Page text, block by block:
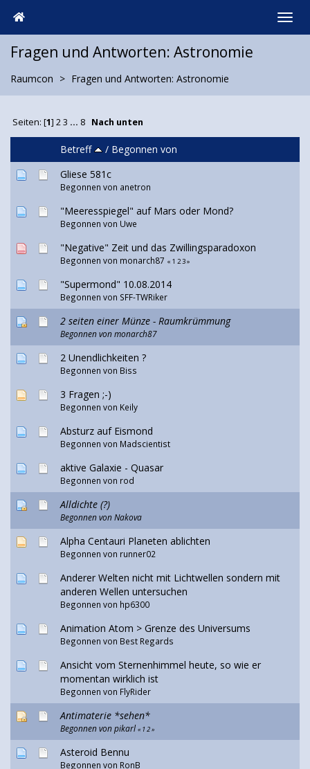
Fragen und Antworten: Astronomie
Raumcon Fragen und Antworten: Astronomie
Seiten: [1] 2 3 ... 8 Nach unten
Betreff / Begonnen von
Gliese 581c
Begonnen von anetron
"Meeresspiegel" auf Mars oder Mond?
Begonnen von Uwe
"Negative" Zeit und das Zwillingsparadoxon
Begonnen von monarch87 « 1 23»
"Supermond" 10.08.2014
Begonnen von SFF-TWRiker
2 seiten einer Münze - Raumkrümmung
Begonnen von monarch87
2 Unendlichkeiten ?
Begonnen von Biss
3 Fragen ;-)
Begonnen von Keily
Absturz auf Eismond
Begonnen von Madscientist
aktive Galaxie - Quasar
Begonnen von rod
Alldichte (?)
Begonnen vonNakova
Alpha Centauri Planeten ablichten
Begonnen von runner02
Anderer Welten nicht mit Lichtwellen sondern mit
anderen Wellen untersuchen
Begonnen von hp6300
Animation Atom > Grenze des Universums
Begonnen von Best Regards
Ansicht vom Sternenhimmel heute, so wie er
momentan wirklich ist
Begonnen von FlyRider
Antimaterie *sehen*
Begonnen vonpikarl « 1 2»
Asteroid Bennu
Begonnen von RonB